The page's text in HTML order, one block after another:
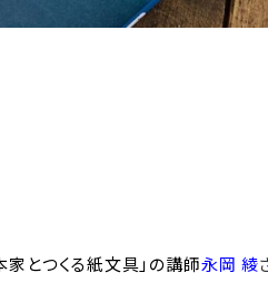
家とつくる紙文具」の講師永岡 綾